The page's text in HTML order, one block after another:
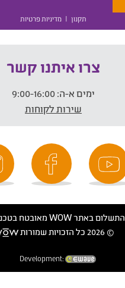
תקנון | מדיניות פרטיות
צרו איתנו קשר
ימים א-ה:
שירות לקוחות
התשלום באתר WOW מאובטח בטכנולוגית SSL
© 2026 כל הזכויות שמורות
Development: